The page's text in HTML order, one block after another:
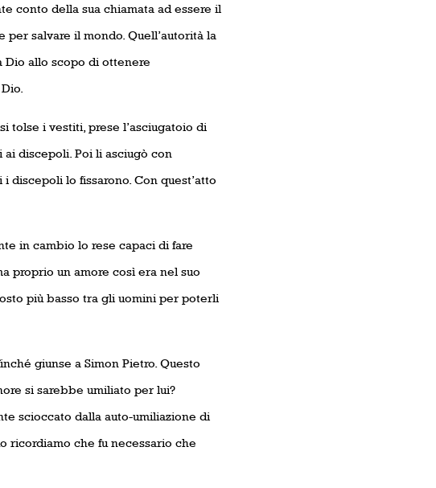
conto della sua chiamata ad essere il
salvare il mondo. Quell’autorità la
Dio allo scopo di ottenere
tolse i vestiti, prese l’asciugatoio di
discepoli. Poi li asciugò con
discepoli lo fissarono. Con quest’atto
in cambio lo rese capaci di fare
proprio un amore così era nel suo
più basso tra gli uomini per poterli
giunse a Simon Pietro. Questo
si sarebbe umiliato per lui?
scioccato dalla auto-umiliazione di
ricordiamo che fu necessario che